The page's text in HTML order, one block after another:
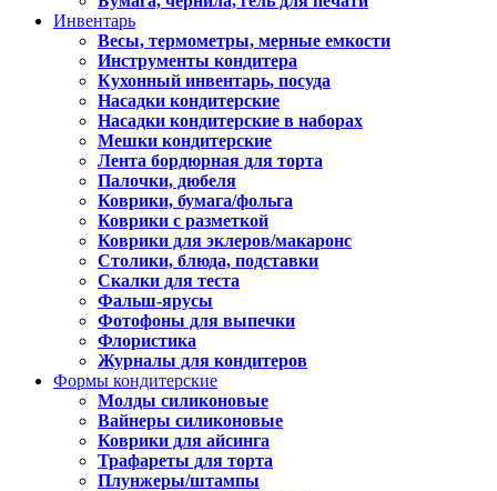
Инвентарь
Весы, термометры, мерные емкости
Инструменты кондитера
Кухонный инвентарь, посуда
Насадки кондитерские
Насадки кондитерские в наборах
Мешки кондитерские
Лента бордюрная для торта
Палочки, дюбеля
Коврики, бумага/фольга
Коврики с разметкой
Коврики для эклеров/макаронс
Столики, блюда, подставки
Скалки для теста
Фальш-ярусы
Фотофоны для выпечки
Флористика
Журналы для кондитеров
Формы кондитерские
Молды силиконовые
Вайнеры силиконовые
Коврики для айсинга
Трафареты для торта
Плунжеры/штампы